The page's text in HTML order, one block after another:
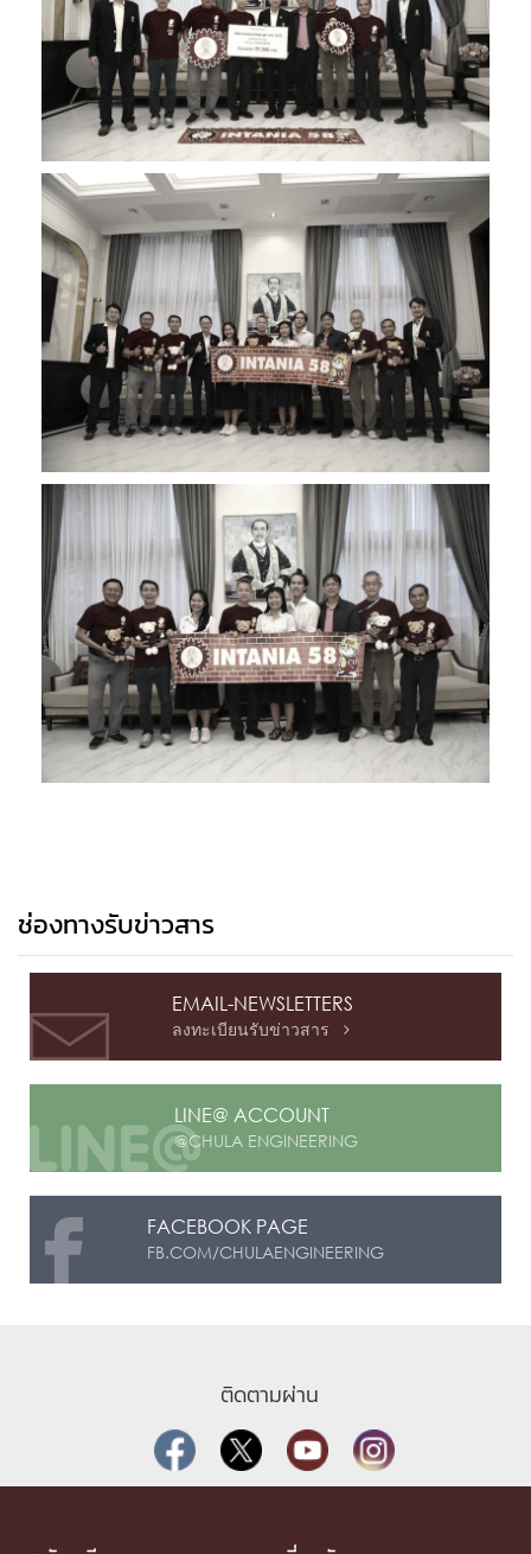
ช่องทางรับข่าวสาร
EMAIL-NEWSLETTERS
ลงทะเบียนรับข่าวสาร 
LINE@ ACCOUNT
@CHULA ENGINEERING
FACEBOOK PAGE
FB.COM/CHULAENGINEERING
ติดตามผ่าน